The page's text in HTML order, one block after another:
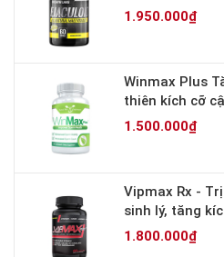
1.950.000₫
Winmax Plus
thiên kích cỡ
1.500.000₫
Vipmax Rx -
sinh lý, tăng
1.800.000₫